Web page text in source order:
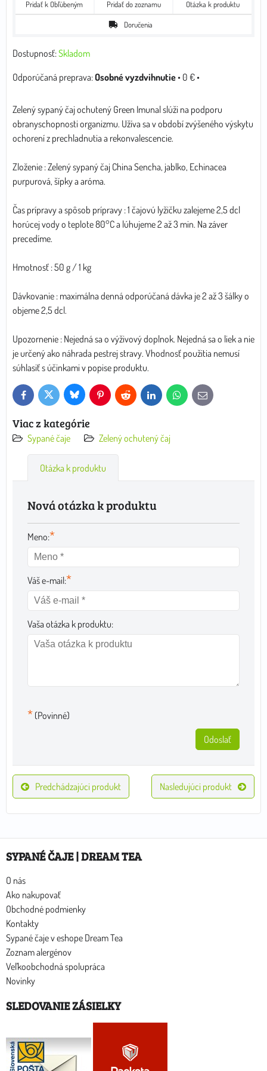
Pridať k Obľúbeným Pridať do zoznamu Otázka k produktu
Doručenia
Dostupnosť:Skladom
Osobné vyzdvihnutie• 0 €•
Zelený sypaný čaj ochutený Green Imunal slúži na podporu
obranyschopnosti organizmu. Užíva sa v období zvýšeného výskytu
ochorení z prechladnutia a rekonvalescencie.
Zloženie : Zelený sypaný čaj China Sencha, jablko, Echinacea
purpurová, šípky a aróma.
Čas prípravy a spôsob prípravy : 1 čajovú lyžičku zalejeme 2,5 dcl
horúcej vody o teplote 80°C a lúhujeme 2 až 3 min. Na záver
precedíme.
Hmotnosť : 50 g / 1 kg
Dávkovanie : maximálna denná odporúčaná dávka je 2 až 3 šálky o
objeme 2,5 dcl.
Upozornenie : Nejedná sa o výživový doplnok. Nejedná sa o liek a nie
je určený ako náhrada pestrej stravy. Vhodnosť použitia nemusí
súhlasiť s účinkami v popise produktu.
FacebookTwitter Bluesky PinterestReddit LinkedInWhatsApp
E-
mail
Viac z kategórie
Sypané čaje Zelený ochutený čaj
Otázka k produktu
Nová otázka k produktu
Meno:*
Váš e-mail:*
Vaša otázka k produktu:
* (Povinné)
Odoslať
Predchádzajúci produkt Nasledujúci produkt
SYPANÉ ČAJE | DREAM TEA
O nás
Ako nakupovať
Obchodné podmienky
Kontakty
Sypané čaje v eshope Dream Tea
Zoznam alergénov
Veľkoobchodná spolupráca
Novinky
SLEDOVANIE ZÁSIELKY